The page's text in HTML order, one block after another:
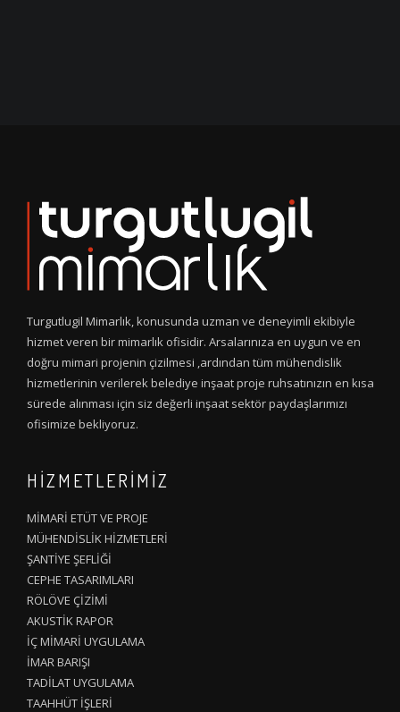
Turgutlugil Mimarlık, konusunda uzman ve deneyimli ekibiyle
hizmet veren bir mimarlık ofisidir. Arsalarınıza en uygun ve en
doğru mimari projenin çizilmesi ,ardından tüm mühendislik
hizmetlerinin verilerek belediye inşaat proje ruhsatınızın en kısa
sürede alınması için siz değerli inşaat sektör paydaşlarımızı
ofisimize bekliyoruz.
HİZMETLERİMİZ
MİMARİ ETÜT VE PROJE
MÜHENDİSLİK HİZMETLERİ
ŞANTİYE ŞEFLİĞİ
CEPHE TASARIMLARI
RÖLÖVE ÇİZİMİ
AKUSTİK RAPOR
İÇ MİMARİ UYGULAMA
İMAR BARIŞI
TADİLAT UYGULAMA
TAAHHÜT İŞLERİ